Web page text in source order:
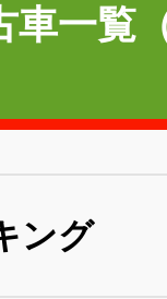
車一覧
ング